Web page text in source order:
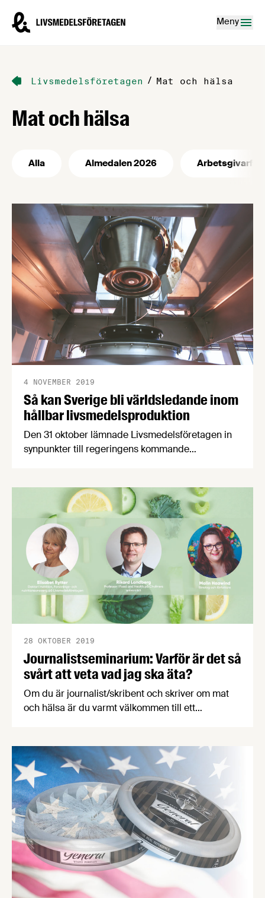
Livsmedelsföretagen – till startsidan
Meny
Livsmedelsföretagen / Mat och hälsa
Mat och hälsa
Alla Almedalen 2026
Så kan Sverige bli världsledande inom
hållbar livsmedelsproduktion
4 NOVEMBER 2019
Den 31 oktober lämnade Livsmedelsföretagen in
synpunkter till regeringens kommande
på åtta konkreta förslag som visar vägen till en
världsledande och hållbar livsmedelsproduktion
genom kraftfulla och innovativt organiserade FoI-
satsningar.
Journalistseminarium: Varför är det så
svårt att veta vad jag ska äta?
28 OKTOBER 2019
Om du är journalist/skribent och skriver om mat
och hälsa är du varmt välkommen till ett
svenskarnas unika förhållningssätt till mat,
professor Rikard Landberg presenterar de
senaste rönen inom individanpassad kost och
Elisabet Rytter, doktor i nutrition, förklarar hur man
vetenskapligt ska värdera nya kost- och
hälsostudier.